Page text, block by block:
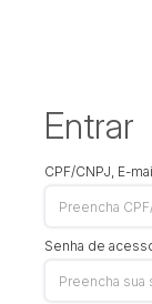
Entrar
CPF/CNPJ, E-
Senha de